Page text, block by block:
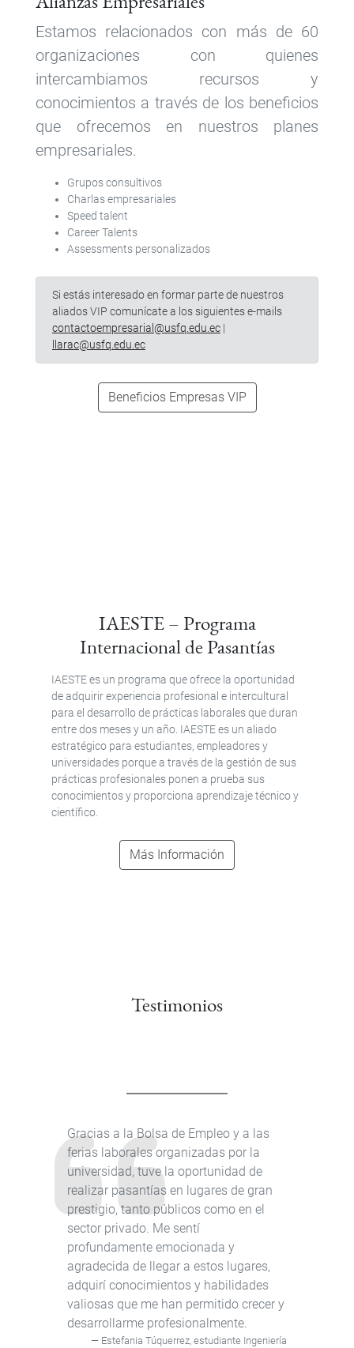
Estamos relacionados con más de 60
organizaciones con quienes
intercambiamos recursos y
conocimientos a través de los beneficios
que ofrecemos en nuestros planes
empresariales.
Grupos consultivos
Charlas empresariales
Speed talent
Career Talents
Assessments personalizados
Si estás interesado en formar parte de nuestros
aliados VIP comunícate a los siguientes e-mails
contactoempresarial@usfq.edu.ec |
llarac@usfq.edu.ec
Beneficios Empresas VIP
IAESTE – Programa
Internacional de Pasantías
IAESTE es un programa que ofrece la oportunidad
de adquirir experiencia profesional e intercultural
para el desarrollo de prácticas laborales que duran
entre dos meses y un año. IAESTE es un aliado
estratégico para estudiantes, empleadores y
universidades porque a través de la gestión de sus
prácticas profesionales ponen a prueba sus
conocimientos y proporciona aprendizaje técnico y
científico.
Más Información
Testimonios
Gracias a la Bolsa de Empleo y a las
ferias laborales organizadas por la
universidad, tuve la oportunidad de
realizar pasantías en lugares de gran
prestigio, tanto públicos como en el
sector privado. Me sentí
profundamente emocionada y
agradecida de llegar a estos lugares,
adquirí conocimientos y habilidades
valiosas que me han permitido crecer y
desarrollarme profesionalmente.
Estefania Túquerrez, estudiante Ingeniería